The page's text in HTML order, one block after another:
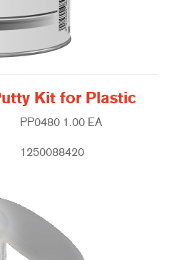
Kit for Plastic
PP0480 1.00 EA
1250088420